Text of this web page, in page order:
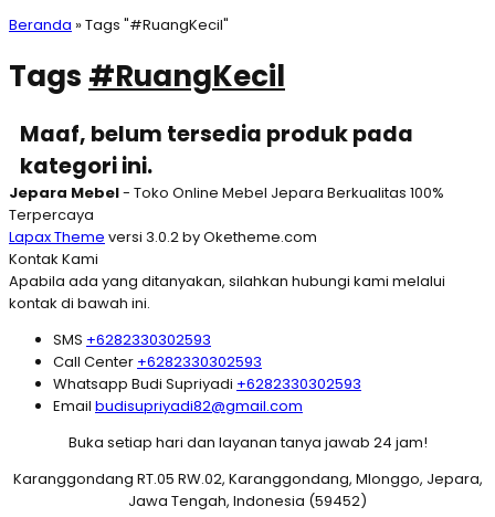
Beranda »Tags "#RuangKecil"
Tags #RuangKecil
Maaf, belum tersedia produk pada
kategori ini.
Jepara Mebel- Toko Online Mebel Jepara Berkualitas 100%
Terpercaya
Lapax Theme versi 3.0.2 by Oketheme.com
Kontak Kami
Apabila ada yang ditanyakan, silahkan hubungi kami melalui
kontak di bawah ini.
SMS +6282330302593
Call Center +6282330302593
Whatsapp Budi Supriyadi +6282330302593
Email budisupriyadi82@gmail.com
Buka setiap hari dan layanan tanya jawab 24 jam!
Karanggondang RT.05 RW.02, Karanggondang, Mlonggo, Jepara,
Jawa Tengah, Indonesia (59452)